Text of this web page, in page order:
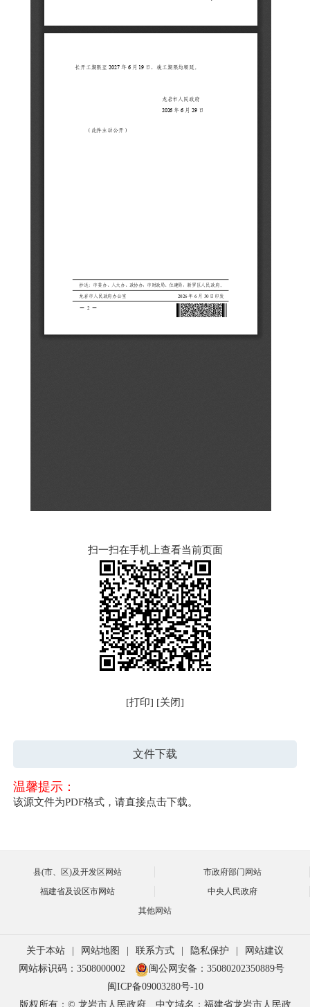
扫一扫在手机上查看当前页面
[打印] [关闭]
文件下载
温馨提示：
该源文件为PDF格式，请直接点击下载。
县(市、区)及开发区网站
市政府部门网站
福建省及设区市网站
中央人民政府
其他网站
关于本站 网站地图 联系方式 隐私保护
网站建议
网站标识码：3508000002
闽公网安备：35080202350889号
闽ICP备09003280号-10
版权所有：© 龙岩市人民政府
中文域名：福建省龙岩市人民政